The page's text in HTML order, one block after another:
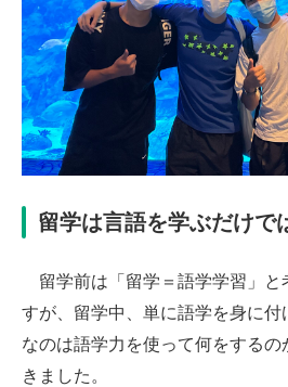
留学は言語を学ぶだけで
留学前は「留学＝語学学習」と
すが、留学中、単に語学を身に
なのは語学力を使って何をする
きました。